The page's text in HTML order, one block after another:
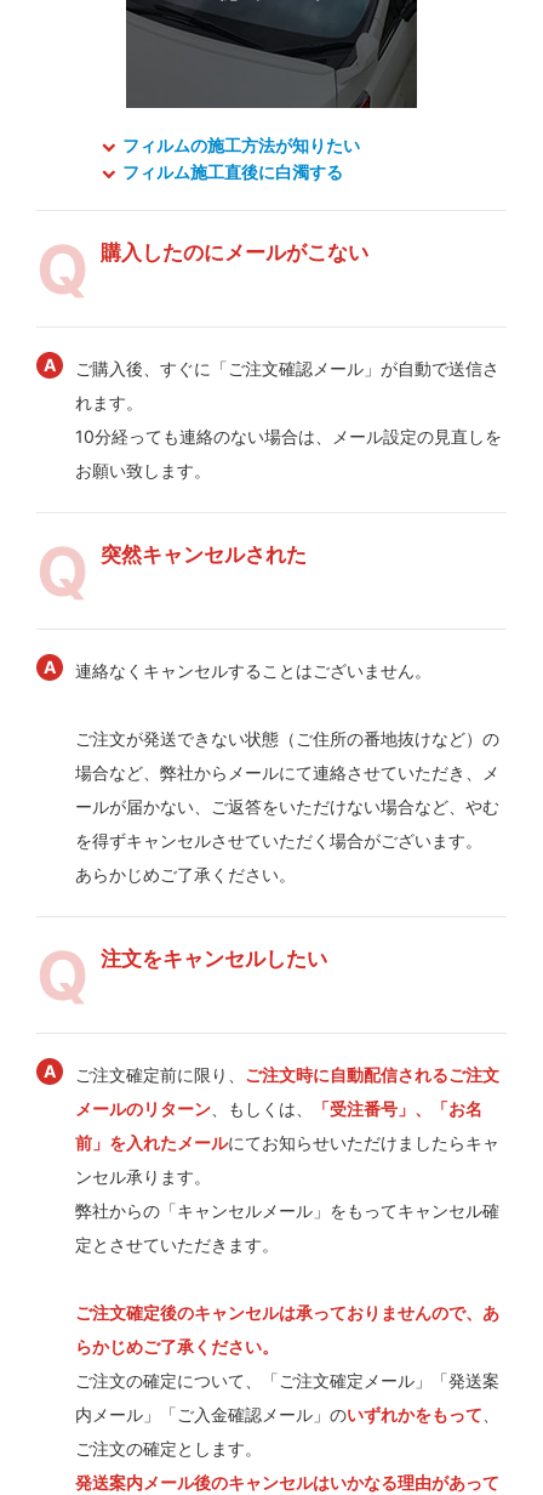
フィルムの施工方法が知りたい
フィルム施工直後に白濁する
購入したのにメールがこない
ご購入後、すぐに「ご注文確認メール」が自動で送信さ
れます。
10分経っても連絡のない場合は、メール設定の見直しを
お願い致します。
突然キャンセルされた
連絡なくキャンセルすることはございません。
ご注文が発送できない状態（ご住所の番地抜けなど）の
場合など、弊社からメールにて連絡させていただき、メ
ールが届かない、ご返答をいただけない場合など、やむ
を得ずキャンセルさせていただく場合がございます。
あらかじめご了承ください。
注文をキャンセルしたい
ご注文確定前に限り、 ご注文時に自動配信されるご注文
メールのリターン 、もしくは、
「受注番号」、「お名
前」を入れたメールにてお知らせいただけましたらキャ
ンセル承ります。
弊社からの「キャンセルメール」をもってキャンセル確
定とさせていただきます。
ご注文確定後のキャンセルは承っておりませんので、あ
らかじめご了承ください。
ご注文の確定について、「ご注文確定メール」「発送案
内メール」「ご入金確認メール」のいずれかをもって
ご注文の確定とします。
発送案内メール後のキャンセルはいかなる理由があって